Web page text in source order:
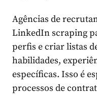
Agências de
LinkedIn scraping
perfis e criar listas
habilidades,
específicas. Isso é
processos de